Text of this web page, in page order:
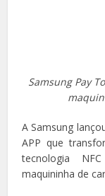
Samsung Pay
A Samsung
APP que
tecnologia
maquininha de